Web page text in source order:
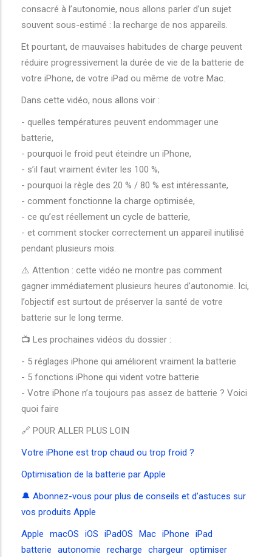
consacré à l’autonomie, nous allons parler d’un sujet
souvent sous-estimé : la recharge de nos appareils.
Et pourtant, de mauvaises habitudes de charge peuvent
réduire progressivement la durée de vie de la batterie de
votre iPhone, de votre iPad ou même de votre Mac.
Dans cette vidéo, nous allons voir :
- quelles températures peuvent endommager une
batterie,
- pourquoi le froid peut éteindre un iPhone,
- s’il faut vraiment éviter les 100 %,
- pourquoi la règle des 20 % / 80 % est intéressante,
- comment fonctionne la charge optimisée,
- ce qu’est réellement un cycle de batterie,
- et comment stocker correctement un appareil inutilisé
pendant plusieurs mois.
⚠️ Attention : cette vidéo ne montre pas comment
gagner immédiatement plusieurs heures d’autonomie. Ici,
l’objectif est surtout de préserver la santé de votre
batterie sur le long terme.
📺 Les prochaines vidéos du dossier :
- 5 réglages iPhone qui améliorent vraiment la batterie
- 5 fonctions iPhone qui vident votre batterie
- Votre iPhone n’a toujours pas assez de batterie ? Voici
quoi faire
🔗 POUR ALLER PLUS LOIN
Votre iPhone est trop chaud ou trop froid ?
Optimisation de la batterie par Apple
🔔 Abonnez-vous pour plus de conseils et d’astuces sur
vos produits Apple
Apple
macOS iOS iPadOS Mac iPhone
iPad
batterie
autonomie recharge chargeur optimiser